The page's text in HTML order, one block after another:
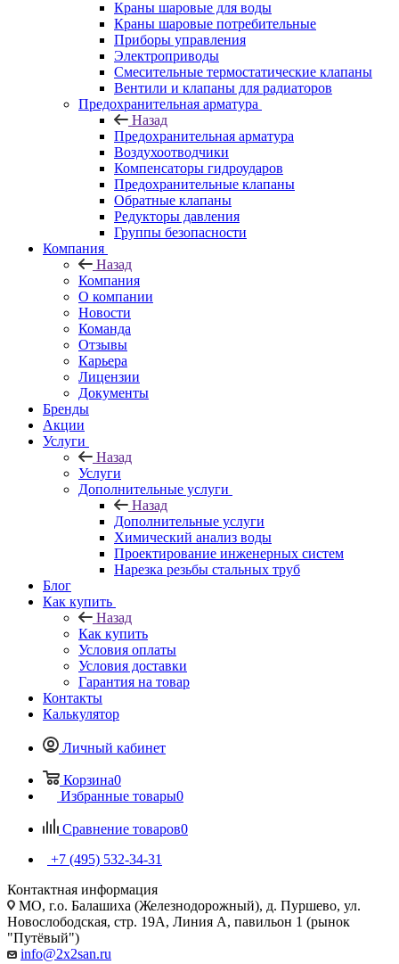
Краны шаровые для воды
Краны шаровые потребительные
Приборы управления
Электроприводы
Смесительные термостатические клапаны
Вентили и клапаны для радиаторов
Предохранительная арматура
Назад
Предохранительная арматура
Воздухоотводчики
Компенсаторы гидроударов
Предохранительные клапаны
Обратные клапаны
Редукторы давления
Группы безопасности
Компания
Назад
Компания
О компании
Новости
Команда
Отзывы
Карьера
Лицензии
Документы
Бренды
Акции
Услуги
Назад
Услуги
Дополнительные услуги
Назад
Дополнительные услуги
Химический анализ воды
Проектирование инженерных систем
Нарезка резьбы стальных труб
Блог
Как купить
Назад
Как купить
Условия оплаты
Условия доставки
Гарантия на товар
Контакты
Калькулятор
Личный кабинет
Корзина0
Избранные товары0
Сравнение товаров0
+7 (495) 532‑34‑31
Контактная информация
МО, г.о. Балашиха (Железнодорожный), д. Пуршево, ул.
Новослободская, стр. 19А, Линия А, павильон 1 (рынок
"Путёвый")
info@2x2san.ru